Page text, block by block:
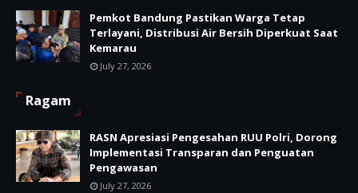
Pemkot Bandung Pastikan Warga Tetap
Terlayani, Distribusi Air Bersih Diperkuat Saat
Kemarau
July 27, 2026
Ragam
RASN Apresiasi Pengesahan RUU Polri, Dorong
Implementasi Transparan dan Penguatan
Pengawasan
July 27, 2026